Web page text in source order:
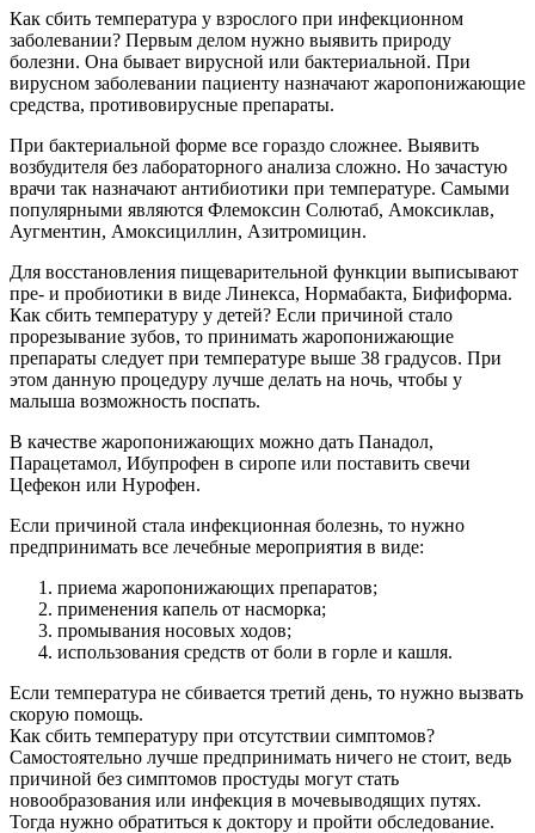
Как сбить температура у взрослого при инфекционном
заболевании? Первым делом нужно выявить природу
болезни. Она бывает вирусной или бактериальной. При
вирусном заболевании пациенту назначают жаропонижающие
средства, противовирусные препараты.
При бактериальной форме все гораздо сложнее. Выявить
возбудителя без лабораторного анализа сложно. Но зачастую
врачи так назначают антибиотики при температуре. Самыми
популярными являются Флемоксин Солютаб, Амоксиклав,
Аугментин, Амоксициллин, Азитромицин.
Для восстановления пищеварительной функции выписывают
пре- и пробиотики в виде Линекса, Нормабакта, Бифиформа.
Как сбить температуру у детей? Если причиной стало
прорезывание зубов, то принимать жаропонижающие
препараты следует при температуре выше 38 градусов. При
этом данную процедуру лучше делать на ночь, чтобы у
малыша возможность поспать.
В качестве жаропонижающих можно дать Панадол,
Парацетамол, Ибупрофен в сиропе или поставить свечи
Цефекон или Нурофен.
Если причиной стала инфекционная болезнь, то нужно
предпринимать все лечебные мероприятия в виде:
приема жаропонижающих препаратов;
применения капель от насморка;
промывания носовых ходов;
использования средств от боли в горле и кашля.
Если температура не сбивается третий день, то нужно вызвать
скорую помощь.
Как сбить температуру при отсутствии симптомов?
Самостоятельно лучше предпринимать ничего не стоит, ведь
причиной без симптомов простуды могут стать
новообразования или инфекция в мочевыводящих путях.
Тогда нужно обратиться к доктору и пройти обследование.